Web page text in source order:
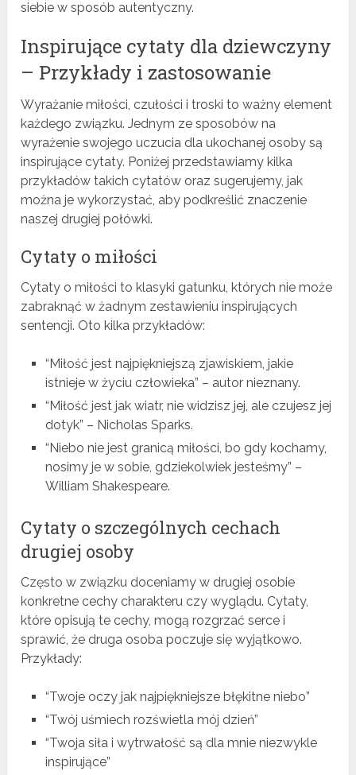
siebie w sposób autentyczny.
Inspirujące cytaty dla dziewczyny
– Przykłady i zastosowanie
Wyrażanie miłości, czułości i troski to ważny element
każdego związku. Jednym ze sposobów na
wyrażenie swojego uczucia dla ukochanej osoby są
inspirujące cytaty. Poniżej przedstawiamy kilka
przykładów takich cytatów oraz sugerujemy, jak
można je wykorzystać, aby podkreślić znaczenie
naszej drugiej połówki.
Cytaty o miłości
Cytaty o miłości to klasyki gatunku, których nie może
zabraknąć w żadnym zestawieniu inspirujących
sentencji. Oto kilka przykładów:
“Miłość jest najpiękniejszą zjawiskiem, jakie
istnieje w życiu człowieka” – autor nieznany.
“Miłość jest jak wiatr, nie widzisz jej, ale czujesz jej
dotyk” – Nicholas Sparks.
“Niebo nie jest granicą miłości, bo gdy kochamy,
nosimy je w sobie, gdziekolwiek jesteśmy” –
William Shakespeare.
Cytaty o szczególnych cechach
drugiej osoby
Często w związku doceniamy w drugiej osobie
konkretne cechy charakteru czy wyglądu. Cytaty,
które opisują te cechy, mogą rozgrzać serce i
sprawić, że druga osoba poczuje się wyjątkowo.
Przykłady:
“Twoje oczy jak najpiękniejsze błękitne niebo”
“Twój uśmiech rozświetla mój dzień”
“Twoja siła i wytrwałość są dla mnie niezwykle
inspirujące”